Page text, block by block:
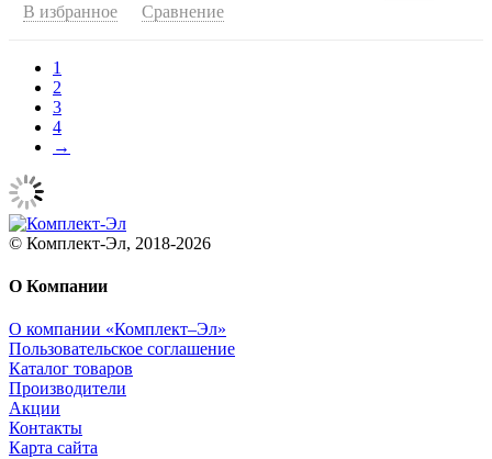
В избранное Сравнение
1
2
3
4
→
© Комплект-Эл, 2018-2026
О Компании
О компании «Комплект–Эл»
Пользовательское соглашение
Каталог товаров
Производители
Акции
Контакты
Карта сайта